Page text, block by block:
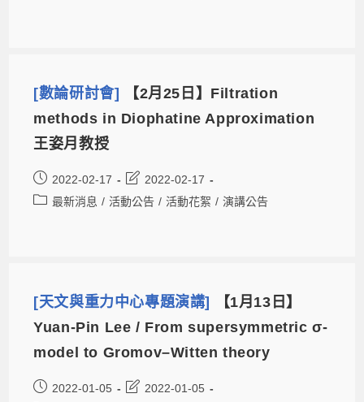
[數論研討會]
【2月25日】Filtration
methods in Diophatine Approximation
王姿月教授
2022-02-17
2022-02-17
最新消息 / 活動公告 / 活動花絮 / 演講公告
[天文與重力中心專題演講]
【1月13日】
Yuan-Pin Lee / From supersymmetric σ-
model to Gromov–Witten theory
2022-01-05
2022-01-05